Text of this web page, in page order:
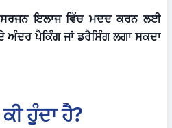
ਸਰਜਨ ਇਲਾਜ ਵਿੱਚ ਮਦਦ ਕਰਨ ਲਈ
ਅੰਦਰ ਪੈਕਿੰਗ ਜਾਂ ਡਰੈਸਿੰਗ ਲਗਾ ਸਕਦਾ
ਹੁੰਦਾ ਹੈ?